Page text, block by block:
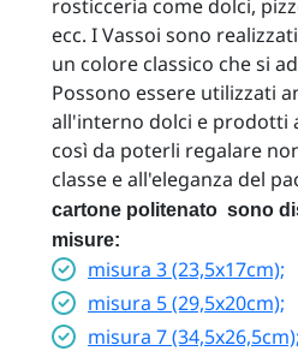
rosticceria come dolci,
ecc. I Vassoi sono
un colore classico che si
Possono essere utilizzati
all'interno dolci e prodotti
così da poterli regalare
classe e all'eleganza del
cartone politenato sono
misure:
misura 3 (23,5x17cm);
misura 5 (29,5x20cm);
misura 7 (34,5x26,5cm);